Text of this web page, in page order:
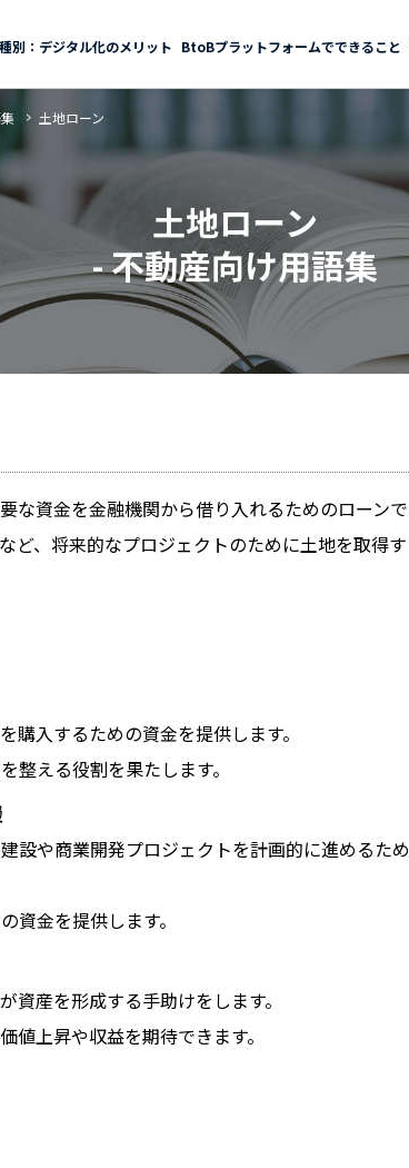
別：デジタル化のメリット BtoBプラットフォームでできること
土地ローン
土地ローン
- 不動産向け用語集
な資金を金融機関から借り入れるためのローンで
ど、将来的なプロジェクトのために土地を取得す
購入するための資金を提供します。
整える役割を果たします。
設や商業開発プロジェクトを計画的に進めるため
資金を提供します。
資産を形成する手助けをします。
値上昇や収益を期待できます。